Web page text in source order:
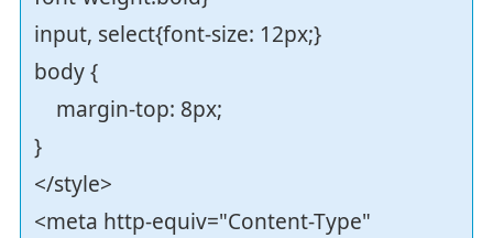
input, select{font-size: 12px;}
body {
margin-top: 8px;
}
</style>
<meta http-equiv="Content-Type"